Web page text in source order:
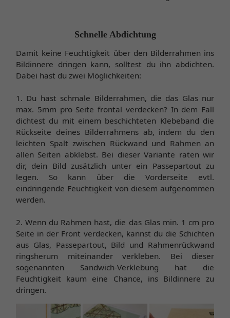
Schnelle Abdichtung
Damit keine Feuchtigkeit über den Bilderrahmen ins
Bildinnere dringen kann, solltest du ihn abdichten.
Dabei hast du zwei Möglichkeiten:
1. Du hast schmale Bilderrahmen, die das Glas nur
max. 5mm pro Seite frontal verdecken? In dem Fall
dichtest du mit einem beschichteten Klebeband die
Rückseite deines Bilderrahmens ab, indem du den
leichten Spalt zwischen Rückwand und Rahmen an
allen Seiten abklebst. Bei dieser Variante raten wir
dir, dein Bild zusätzlich unter ein Passepartout zu
legen. So kann über die Vorderseite evtl.
eindringende Feuchtigkeit von diesem aufgenommen
werden.
2. Wenn du Rahmen hast, die das Glas min. 1 cm pro
Seite in der Front verdecken, kannst du die Schichten
aus Glas, Passepartout, Bild und Rahmenrückwand
ringsherum miteinander verkleben. Bei dieser
sogenannten Sandwich-Verklebung hat die
Feuchtigkeit kaum eine Chance, ins Bildinnere zu
dringen.